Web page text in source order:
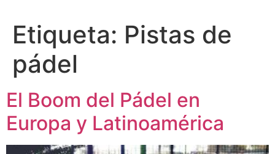
Etiqueta: Pistas de
pádel
El Boom del Pádel en
Europa y Latinoamérica